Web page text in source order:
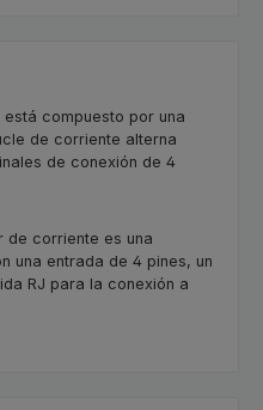
compuesto por una
de corriente alterna
de conexión de 4
de corriente es una
una entrada de 4 pines, un
RJ para la conexión a